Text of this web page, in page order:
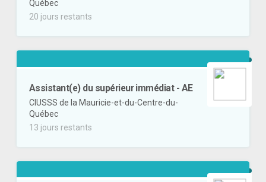
Québec
20 jours restants
Assistant(e) du supérieur immédiat - AE
CIUSSS de la Mauricie-et-du-Centre-du-
Québec
13 jours restants